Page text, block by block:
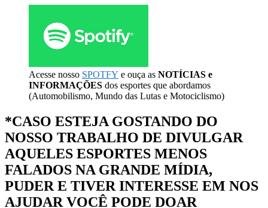
Acesse nosso SPOTFY e ouça as NOTÍCIAS e
INFORMAÇÕES dos esportes que abordamos
(Automobilismo, Mundo das Lutas e Motociclismo)
*CASO ESTEJA GOSTANDO DO
NOSSO TRABALHO DE DIVULGAR
AQUELES ESPORTES MENOS
FALADOS NA GRANDE MÍDIA,
PUDER E TIVER INTERESSE EM NOS
AJUDAR VOCÊ PODE DOAR